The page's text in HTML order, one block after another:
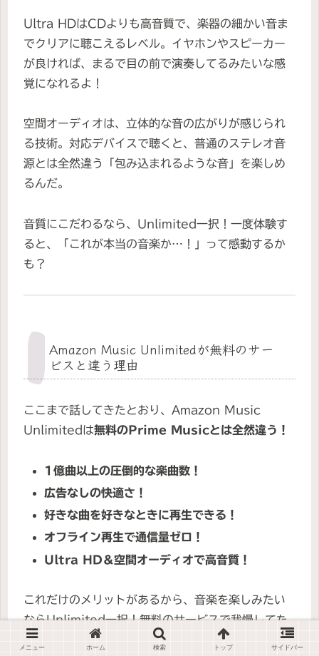
Ultra HDはCDよりも高音質で、楽器の細かい音ま
でクリアに聴こえるレベル。イヤホンやスピーカー
が良ければ、まるで目の前で演奏してるみたいな感
覚になれるよ！
空間オーディオは、立体的な音の広がりが感じられ
る技術。対応デバイスで聴くと、普通のステレオ音
源とは全然違う「包み込まれるような音」を楽しめ
るんだ。
音質にこだわるなら、Unlimited一択！一度体験す
ると、「これが本当の音楽か…！」って感動するか
も？
Amazon Music Unlimitedが無料のサー
ビスと違う理由
ここまで話してきたとおり、Amazon Music
Unlimitedは無料のPrime Musicとは全然違う！
1億曲以上の圧倒的な楽曲数！
広告なしの快適さ！
好きな曲を好きなときに再生できる！
オフライン再生で通信量ゼロ！
Ultra HD＆空間オーディオで高音質！
これだけのメリットがあるから、音楽を楽しみたい
ならUnlimited一択！無料のサービスで我慢してた
ら、もったいないよ。
メニュー ホーム 検索 トップ サイドバー